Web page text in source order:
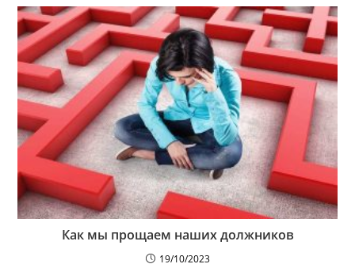
Как мы прощаем наших должников
19/10/2023